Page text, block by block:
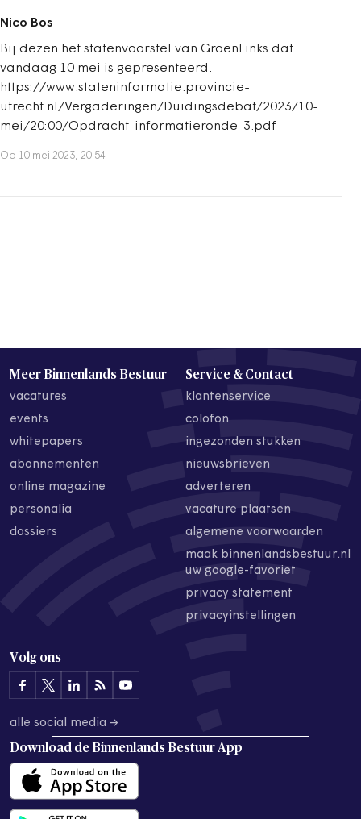
Nico Bos
Bij dezen het statenvoorstel van GroenLinks dat
vandaag 10 mei is gepresenteerd.
https://www.stateninformatie.provincie-
utrecht.nl/Vergaderingen/Duidingsdebat/2023/10-
mei/20:00/Opdracht-informatieronde-3.pdf
Op 10 mei 2023, 20:54
Meer Binnenlands Bestuur
vacatures
events
whitepapers
abonnementen
online magazine
personalia
dossiers
Service & Contact
klantenservice
colofon
ingezonden stukken
nieuwsbrieven
adverteren
vacature plaatsen
algemene voorwaarden
maak binnenlandsbestuur.nl
uw google-favoriet
privacy statement
privacyinstellingen
Volg ons
alle social media →
Download de Binnenlands Bestuur App